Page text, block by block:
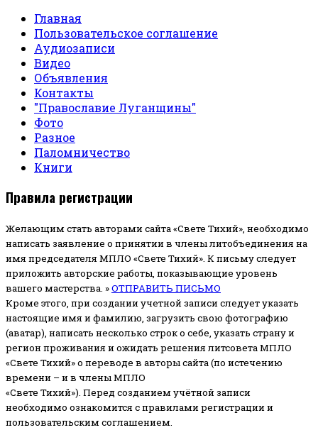
Главная
Пользовательское соглашение
Аудиозаписи
Видео
Объявления
Контакты
"Православие Луганщины"
Фото
Разное
Паломничество
Книги
Правила регистрации
Желающим стать авторами сайта «Свете Тихий», необходимо
написать заявление о принятии в члены литобъединения на
имя председателя МПЛО «Свете Тихий». К письму следует
приложить авторские работы, показывающие уровень
вашего мастерства. »ОТПРАВИТЬ ПИСЬМО
Кроме этого, при создании учетной записи следует указать
настоящие имя и фамилию, загрузить свою фотографию
(аватар), написать несколько строк о себе, указать страну и
регион проживания и ожидать решения литсовета МПЛО
«Свете Тихий» о переводе в авторы сайта (по истечению
времени – и в члены МПЛО
«Свете Тихий»). Перед созданием учётной записи
необходимо ознакомится с правилами регистрации и
пользовательским соглашением.